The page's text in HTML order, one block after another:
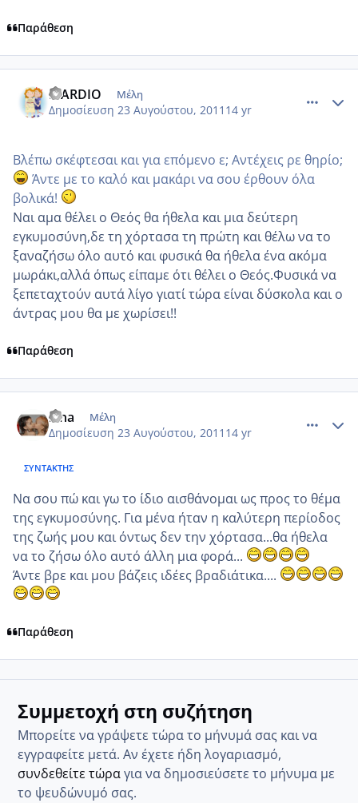
Παράθεση
MARDIO Μέλη
Δημοσίευση 23 Αυγούστου, 2011 14 yr
Βλέπω σκέφτεσαι και για επόμενο ε; Αντέχεις ρε θηρίο;
Άντε με το καλό και μακάρι να σου έρθουν όλα
βολικά!
Ναι αμα θέλει ο Θεός θα ήθελα και μια δεύτερη
εγκυμοσύνη,δε τη χόρτασα τη πρώτη και θέλω να το
ξαναζήσω όλο αυτό και φυσικά θα ήθελα ένα ακόμα
μωράκι,αλλά όπως είπαμε ότι θέλει ο Θεός.Φυσικά να
ξεπεταχτούν αυτά λίγο γιατί τώρα είναι δύσκολα και ο
άντρας μου θα με χωρίσει!!
Παράθεση
lena Μέλη
Δημοσίευση 23 Αυγούστου, 2011 14 yr
ΣΥΝΤΆΚΤΗΣ
Να σου πώ και γω το ίδιο αισθάνομαι ως προς το θέμα
της εγκυμοσύνης. Για μένα ήταν η καλύτερη περίοδος
της ζωής μου και όντως δεν την χόρτασα...θα ήθελα
να το ζήσω όλο αυτό άλλη μια φορά...
Άντε βρε και μου βάζεις ιδέες βραδιάτικα....
Παράθεση
Συμμετοχή στη συζήτηση
Μπορείτε να γράψετε τώρα το μήνυμά σας και να
εγγραφείτε μετά. Αν έχετε ήδη λογαριασμό,
συνδεθείτε τώραγια να δημοσιεύσετε το μήνυμα με
το ψευδώνυμό σας.